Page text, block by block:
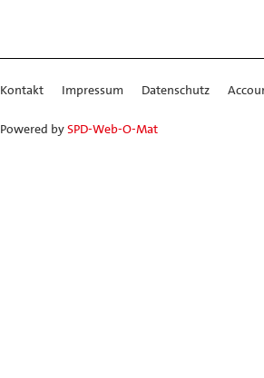
Kontakt Impressum Datenschutz
Powered bySPD-Web-O-Mat